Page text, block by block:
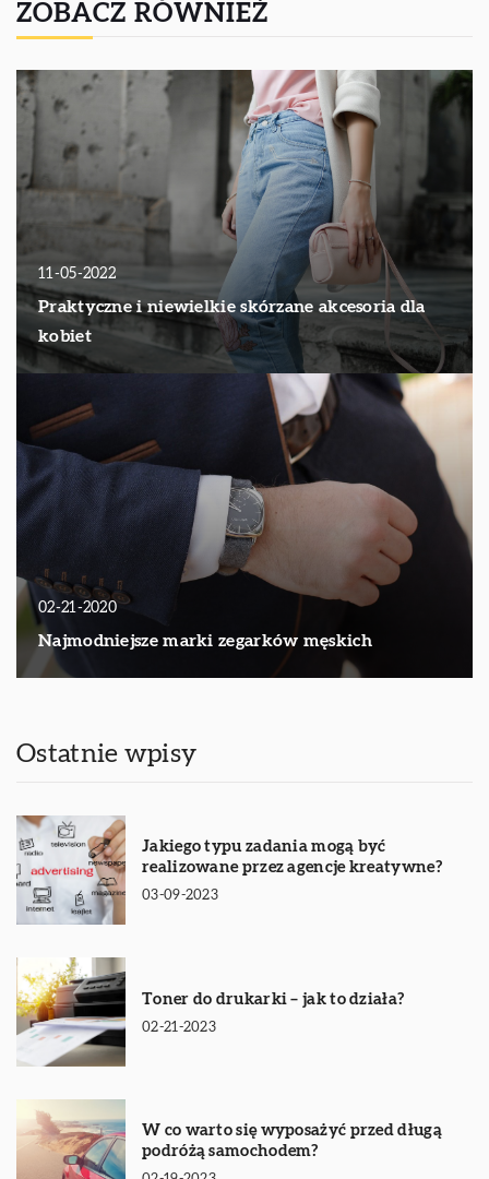
ZOBACZ RÓWNIEŻ
11-05-2022
Praktyczne i niewielkie skórzane akcesoria dla
kobiet
02-21-2020
Najmodniejsze marki zegarków męskich
Ostatnie wpisy
Jakiego typu zadania mogą być
realizowane przez agencje kreatywne?
03-09-2023
Toner do drukarki – jak to działa?
02-21-2023
W co warto się wyposażyć przed długą
podróżą samochodem?